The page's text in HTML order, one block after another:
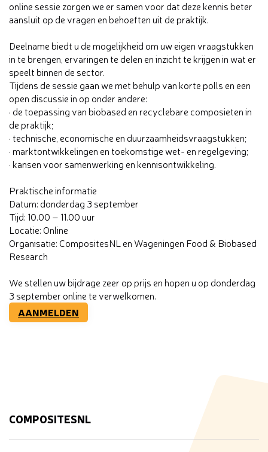
online sessie zorgen we er samen voor dat deze kennis beter
aansluit op de vragen en behoeften uit de praktijk.
Deelname biedt u de mogelijkheid om uw eigen vraagstukken
in te brengen, ervaringen te delen en inzicht te krijgen in wat er
speelt binnen de sector.
Tijdens de sessie gaan we met behulp van korte polls en een
open discussie in op onder andere:
· de toepassing van biobased en recyclebare composieten in
de praktijk;
· technische, economische en duurzaamheidsvraagstukken;
· marktontwikkelingen en toekomstige wet- en regelgeving;
· kansen voor samenwerking en kennisontwikkeling.
Praktische informatie
Datum: donderdag 3 september
Tijd: 10.00 – 11.00 uur
Locatie: Online
Organisatie: CompositesNL en Wageningen Food & Biobased
Research
We stellen uw bijdrage zeer op prijs en hopen u op donderdag
3 september online te verwelkomen.
AANMELDEN
COMPOSITESNL